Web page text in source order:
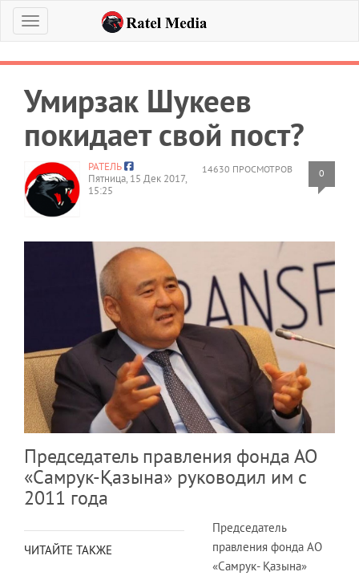
Меню
Умирзак Шукеев
покидает свой пост?
14630 ПРОСМОТРОВ 0
РАТЕЛЬ
Пятница, 15 Дек 2017,
15:25
Председатель правления фонда АО
«Самрук-Қазына» руководил им с
2011 года
ЧИТАЙТЕ ТАКЖЕ
Председатель
правления фонда АО
«Самрук- Қазына»